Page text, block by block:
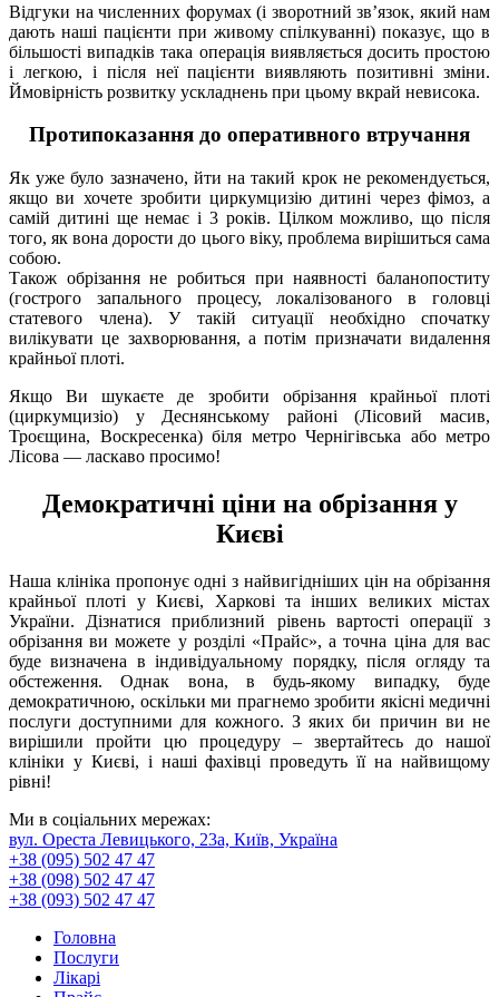
Відгуки на численних форумах (і зворотний зв’язок, який нам
дають наші пацієнти при живому спілкуванні) показує, що в
більшості випадків така операція виявляється досить простою
і легкою, і після неї пацієнти виявляють позитивні зміни.
Ймовірність розвитку ускладнень при цьому вкрай невисока.
Протипоказання до оперативного втручання
Як уже було зазначено, йти на такий крок не рекомендується,
якщо ви хочете зробити циркумцизію дитині через фімоз, а
самій дитині ще немає і 3 років. Цілком можливо, що після
того, як вона дорости до цього віку, проблема вирішиться сама
собою.
Також обрізання не робиться при наявності баланопоститу
(гострого запального процесу, локалізованого в головці
статевого члена). У такій ситуації необхідно спочатку
вилікувати це захворювання, а потім призначати видалення
крайньої плоті.
Якщо Ви шукаєте де зробити обрізання крайньої плоті
(циркумцизіо) у Деснянському районі (Лісовий масив,
Троєщина, Воскресенка) біля метро Чернігівська або метро
Лісова — ласкаво просимо!
Демократичні ціни на обрізання у
Києві
Наша клініка пропонує одні з найвигідніших цін на обрізання
крайньої плоті у Києві, Харкові та інших великих містах
України. Дізнатися приблизний рівень вартості операції з
обрізання ви можете у розділі «Прайс», а точна ціна для вас
буде визначена в індивідуальному порядку, після огляду та
обстеження. Однак вона, в будь-якому випадку, буде
демократичною, оскільки ми прагнемо зробити якісні медичні
послуги доступними для кожного. З яких би причин ви не
вирішили пройти цю процедуру – звертайтесь до нашої
клініки у Києві, і наші фахівці проведуть її на найвищому
рівні!
Ми в соціальних мережах:
вул. Ореста Левицького, 23а, Київ, Україна
+38 (095) 502 47 47
+38 (098) 502 47 47
+38 (093) 502 47 47
Головна
Послуги
Лікарі